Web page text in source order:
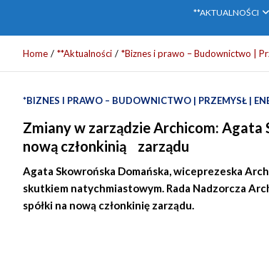
**AKTUALNOŚCI
Home **Aktualności *Biznes i prawo – Budownictwo |
*BIZNES I PRAWO – BUDOWNICTWO | PRZEMYSŁ |
Zmiany w zarządzie Archicom:
nową członkinią zarządu
Agata Skowrońska Domańska, wiceprezeska
skutkiem natychmiastowym. Rada Nadzorcza
spółki na nową członkinię zarządu.